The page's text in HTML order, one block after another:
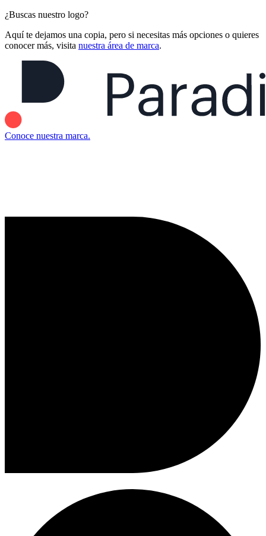
¿Buscas nuestro logo?
Aquí te dejamos una copia, pero si necesitas más opciones o quieres
conocer más, visita nuestra área de marca.
Conoce nuestra marca.